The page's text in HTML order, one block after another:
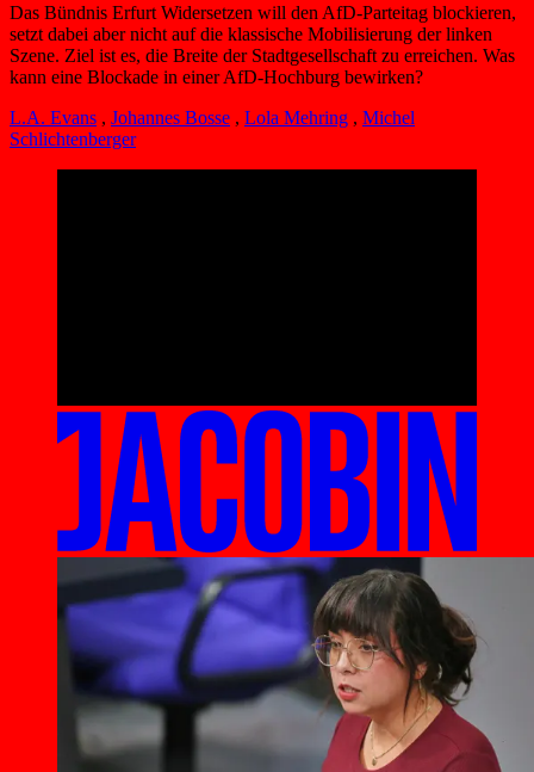
Das Bündnis Erfurt Widersetzen will den AfD-Parteitag blockieren,
setzt dabei aber nicht auf die klassische Mobilisierung der linken
Szene. Ziel ist es, die Breite der Stadtgesellschaft zu erreichen. Was
kann eine Blockade in einer AfD-Hochburg bewirken?
L.A. Evans , Johannes Bosse , Lola Mehring , Michel
Schlichtenberger